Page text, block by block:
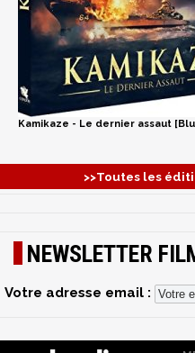
Kamikaze - Le dernier assaut
>>Toutes les
NEWSLETTER
Votre adresse email :